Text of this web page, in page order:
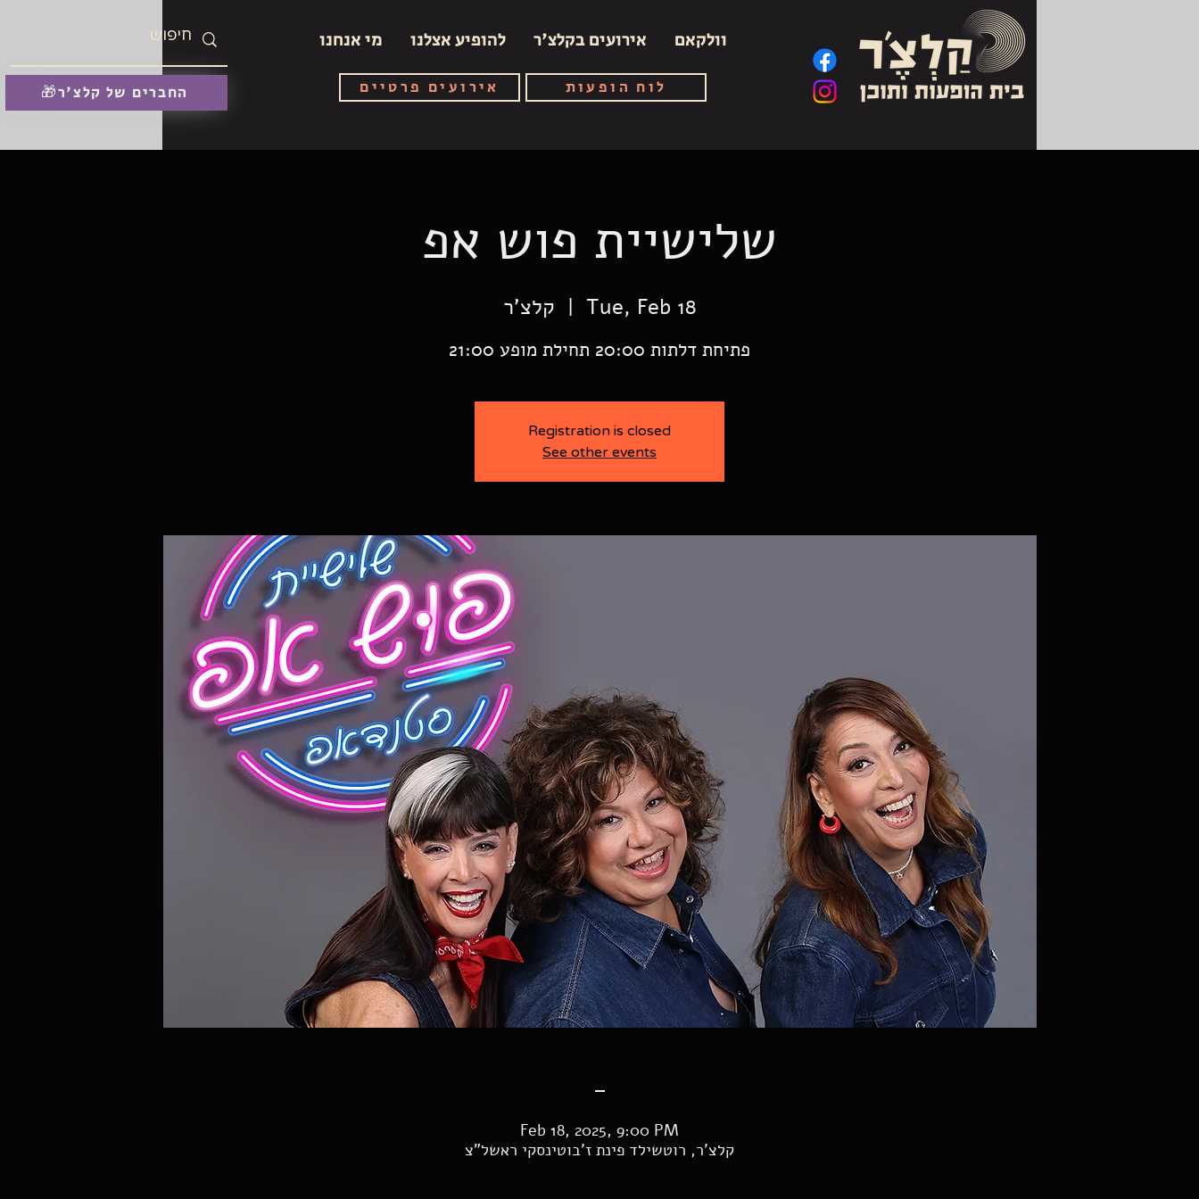
🎁החברים של קלצ'ר
וולקאם אירועים בקלצ'ר להופיע אצלנו מי אנחנו
אירועים פרטיים לוח הופעות
שלישיית פוש אפ
Tue, Feb 18
  |
קלצ'ר
פתיחת דלתות 20:00 תחילת מופע 21:00
Registration is closed
See other events
-
Feb 18, 2025, 9:00 PM
קלצ'ר, רוטשילד פינת ז'בוטינסקי ראשל"צ